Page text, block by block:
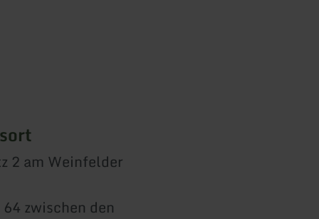
2 am Weinfelder
zwischen den